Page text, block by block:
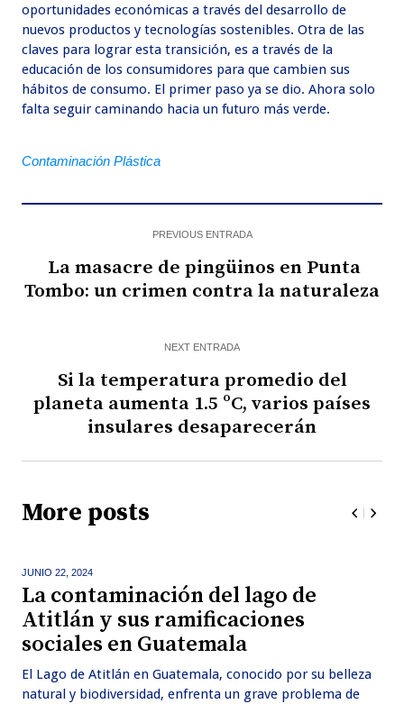
oportunidades económicas a través del desarrollo de
nuevos productos y tecnologías sostenibles. Otra de las
claves para lograr esta transición, es a través de la
educación de los consumidores para que cambien sus
hábitos de consumo. El primer paso ya se dio. Ahora solo
falta seguir caminando hacia un futuro más verde.
Contaminación Plástica
PREVIOUS ENTRADA
La masacre de pingüinos en Punta
Tombo: un crimen contra la naturaleza
NEXT ENTRADA
Si la temperatura promedio del
planeta aumenta 1.5 ºC, varios países
insulares desaparecerán
More posts
JUNIO 22,2024
La contaminación del lago de
Atitlán y sus ramificaciones
sociales en Guatemala
El Lago de Atitlán en Guatemala, conocido por su belleza
natural y biodiversidad, enfrenta un grave problema de